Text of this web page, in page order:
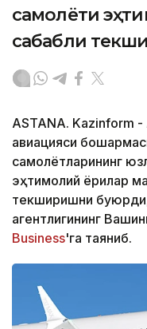
самолёти
сабабли
ASTANA. Kazinform
авиацияси
самолётларининг
эҳтимолий ёриқлар
текширишни
агентлигининг
Business'га таяниб.